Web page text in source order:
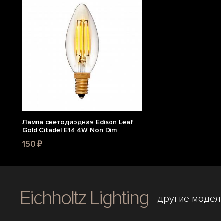
Лампа светодиодная Edison Leaf
Gold Citadel E14 4W Non Dim
150 ₽
Eichholtz Lighting другие